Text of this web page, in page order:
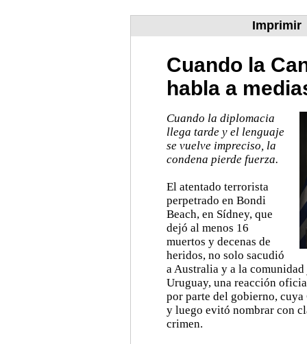
Imprimir
Cuando la
habla a
Cuando la diplomacia
llega tarde y el lenguaje
se vuelve impreciso, la
condena pierde fuerza.
El atentado terrorista
perpetrado en Bondi
Beach, en Sídney, que
dejó al menos 16
muertos y decenas de
heridos, no solo sacudió
a Australia y a la
Uruguay, una reacción
por parte del gobierno,
y luego evitó nombrar con
crimen.